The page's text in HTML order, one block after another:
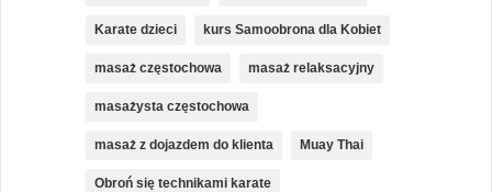
Karate dzieci kurs Samoobrona dla Kobiet
masaż częstochowa masaż relaksacyjny
masażysta częstochowa
masaż z dojazdem do klienta Muay Thai
Obroń się technikami karate